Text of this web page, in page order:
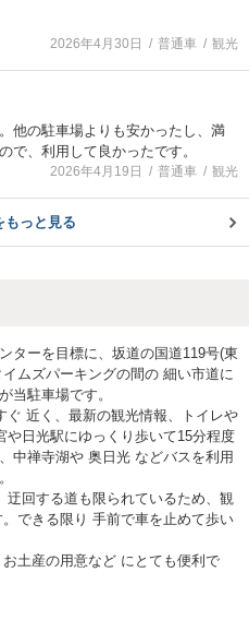
2026年4月30日 普通車 観光
他の駐車場よりも安かったし、満
で、利用して良かったです。
2026年4月19日 普通車 観光
もっと見る
ターを目標に、坂道の国道119号(東
ムズパーキングの間の 細い市道に
当駐車場です。
ぐ 近く、最新の観光情報、トイレや
日光駅にゆっくり歩いて15分程度
中禅寺湖や 奥日光 などバスを利用
回する道も限られているため、観
できる限り 手前で車を止めて歩い
土産の用意など にとても便利で